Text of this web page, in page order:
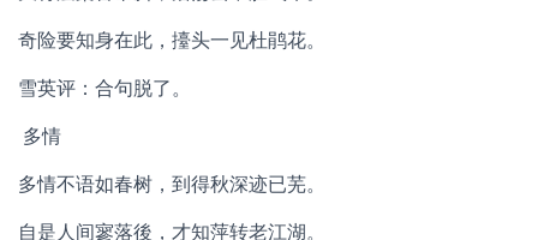
奇险要知身在此，擡头一见杜鹃花。
雪英评：合句脱了。
多情
多情不语如春树，到得秋深迹已芜。
自是人间寥落後，才知萍转老江湖。